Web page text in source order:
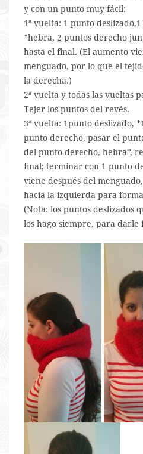
y con un punto muy fácil:
1ª vuelta: 1 punto
*hebra, 2 puntos derecho
hasta el final. (El aumento
menguado, por lo que el
la derecha.)
2ª vuelta y todas las vueltas
Tejer los puntos del revés.
3ª vuelta: 1punto deslizado,
punto derecho, pasar el
del punto derecho, hebra*,
final; terminar con 1 punto
viene después del
hacia la izquierda para
(Nota: los puntos deslizados
los hago siempre, para darle